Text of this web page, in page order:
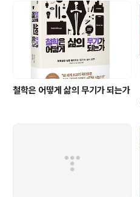
철학은 어떻게 삶의 무기가 되는가